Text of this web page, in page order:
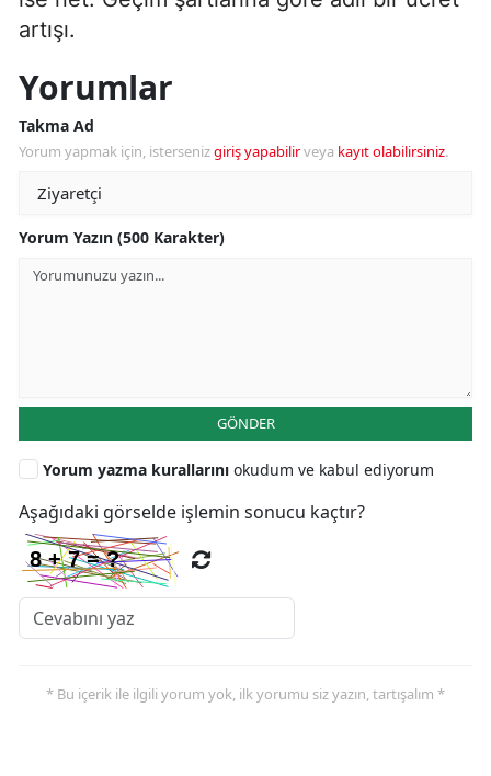
artışı.
Yorumlar
Takma Ad
Yorum yapmak için, istersenizgiriş yapabilirveya kayıt olabilirsiniz.
Yorum Yazın (500 Karakter)
GÖNDER
Yorum yazma kurallarını okudum ve kabul ediyorum
Aşağıdaki görselde işlemin sonucu kaçtır?
* Bu içerik ile ilgili yorum yok, ilk yorumu siz yazın, tartışalım *